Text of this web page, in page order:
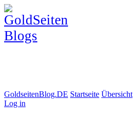
GoldseitenBlog.DE Startseite Übersicht
Log in